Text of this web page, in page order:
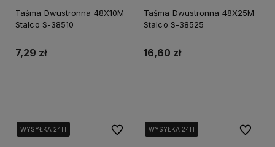
Taśma Dwustronna 48X10M
Stalco S-38510
7,29 zł
Taśma Dwustronna 48X25M
Stalco S-38525
16,60 zł
WYSYŁKA 24H
WYSYŁKA 24H Do ulubionychWYSYŁKA 24H
WYSYŁKA 24H Do